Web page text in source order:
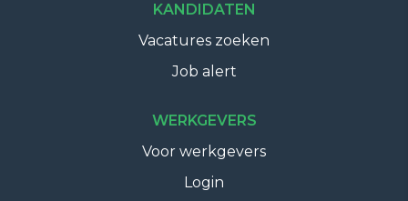
KANDIDATEN
Vacatures zoeken
Job alert
WERKGEVERS
Voor werkgevers
Login